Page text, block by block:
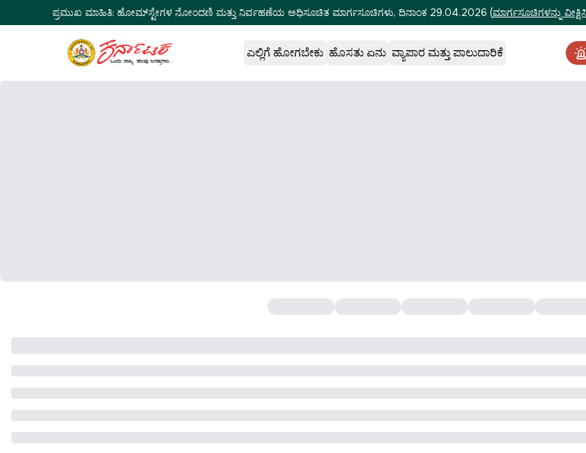
ಪ್ರಮುಖ ಮಾಹಿತಿ: ಹೋಮ್‌ಸ್ಟೇಗಳ ನೋಂದಣಿ ಮತ್ತು ನಿರ್ವಹಣೆಯ ಅಧಿಸೂಚಿತ ಮಾರ್ಗಸೂಚಿಗಳು, ದಿನಾಂಕ 29.04.2026 (ಮಾರ್ಗಸೂಚಿಗಳನ್ನು
ಎಲ್ಲಿಗೆ ಹೋಗಬೇಕು ಹೊಸತು ಏನು ವ್ಯಾಪಾರ ಮತ್ತು ಪಾಲುದಾರಿಕೆ